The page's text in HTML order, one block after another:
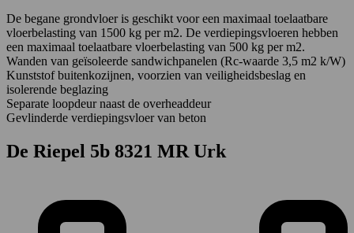
De begane grondvloer is geschikt voor een maximaal toelaatbare
vloerbelasting van 1500 kg per m2. De verdiepingsvloeren hebben
een maximaal toelaatbare vloerbelasting van 500 kg per m2.
Wanden van geïsoleerde sandwichpanelen (Rc-waarde 3,5 m2 k/W)
Kunststof buitenkozijnen, voorzien van veiligheidsbeslag en
isolerende beglazing
Separate loopdeur naast de overheaddeur
Gevlinderde verdiepingsvloer van beton
De Riepel 5b 8321 MR Urk